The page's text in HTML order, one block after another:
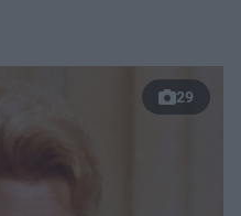
29